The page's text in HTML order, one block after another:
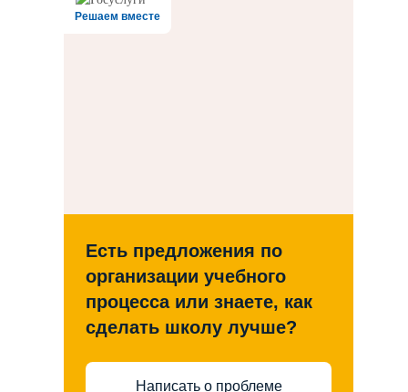
Решаем вместе
Есть предложения по
организации учебного
процесса или знаете, как
сделать школу лучше?
Написать о проблеме